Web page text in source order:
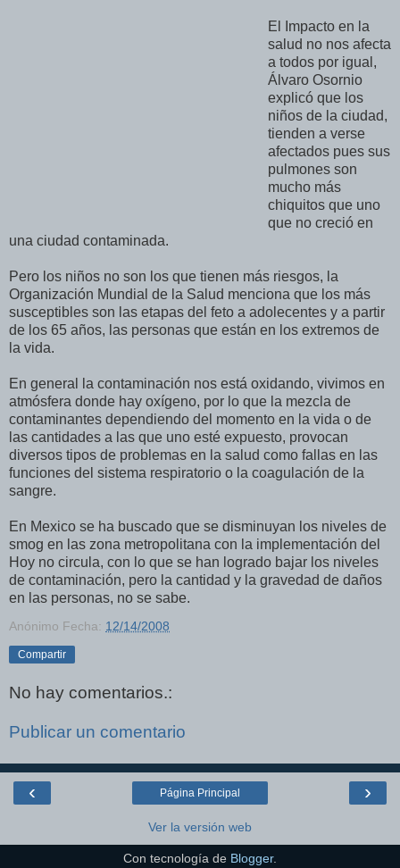
El Impacto en la
salud no nos afecta
a todos por igual,
Álvaro Osornio
explicó que los
niños de la ciudad,
tienden a verse
afectados pues sus
pulmones son
mucho más
chiquitos que uno
que no creció en
una ciudad contaminada.
Pero los niños no son los que tienen más riesgos, la
Organización Mundial de la Salud menciona que los más
susceptibles son las etapas del feto a adolecentes y a partir
de los 65 años, las personas que están en los extremos de
la vida.
En general la contaminación nos está oxidando, vivimos en
atmósfera donde hay oxígeno, por lo que la mezcla de
contaminantes dependiendo del momento en la vida o de
las cantidades a las que uno esté expuesto, provocan
diversos tipos de problemas en la salud como fallas en las
funciones del sistema respiratorio o la coagulación de la
sangre.
En Mexico se ha buscado que se disminuyan los niveles de
smog en las zona metropolitana con la implementación del
Hoy no circula, con lo que se han logrado bajar los niveles
de contaminación, pero la cantidad y la gravedad de daños
en las personas, no se sabe.
Anónimo Fecha: 12/14/2008
Compartir
No hay comentarios.:
Publicar un comentario
‹ ›
Página Principal
Ver la versión web
Con tecnología de Blogger.